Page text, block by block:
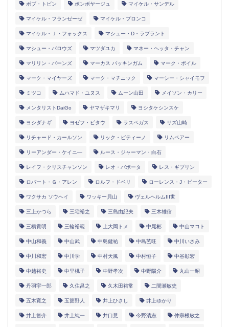
ボブ・トビン ボンボヤージュ マイケル・サンデル
マイケル・フランゼーゼ マイケル・プロンコ
マイケル・Ｊ・フォックス マシュー・D・ラプラント
マシュー・バロウズ マツダユカ マネー・ヘッタ・チャン
マリリン・バーンズ マーカス バッキンガム マーク・ボイル
マーク・マイヤーズ マーク・マチニック マーシー・シャイモフ
ミツコ ムハマド・ユヌス ムーン山田 メイソン・カリー
メンタリストDaiGo ヤマザキマリ ヨシタケシンスケ
ヨシダナギ ヨゼフ・ピタウ ラスベガス リズ山崎
リチャード・カールソン リック・ピティーノ リムベアー
リーアンダー・ケイニ― ルース・ジャーマン・白石
レイフ・クリスチャンソン レオ・バボータ レス・ギブリン
ロバート・Ｇ・アレン ロルフ・ドベリ ローレンス・J・ピーター
ワクサカ ソウヘイ ワッキー貝山 ヴェルヘルムIII世
三上かつら 三宅裕之 三島由紀夫 三木雄信
三橋貴明 三輪裕範 上大岡トメ 中尾彬 中山マコト
中山和義 中山武 中島健祐 中島芭旺 中川いさみ
中川和宏 中川学 中村天風 中村恒子 中谷彰宏
中越裕史 中里桃子 中野孝次 中野陽介 丸山一昭
丹羽宇一郎 久住昌之 久木田裕常 二間瀬敏史
五木寛之 五箇野人 井上ひさし 井上ゆかり
井上智介 井上純一 井口晃 今野清志 仲宗根敏之